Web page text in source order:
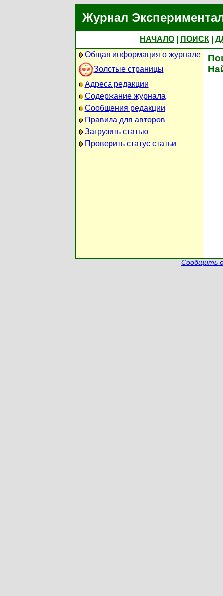
Журнал
НАЧАЛО ПОИСК
Общая информация о журнале
Золотые страницы
Адреса редакции
Содержание журнала
Сообщения редакции
Правила для авторов
Загрузить статью
Проверить статус статьи
Сообщить о